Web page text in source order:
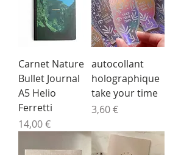
Carnet Nature
Bullet Journal
A5 Helio
Ferretti
Prix
14,00 €
autocollant
holographique
take your time
Prix
3,60 €